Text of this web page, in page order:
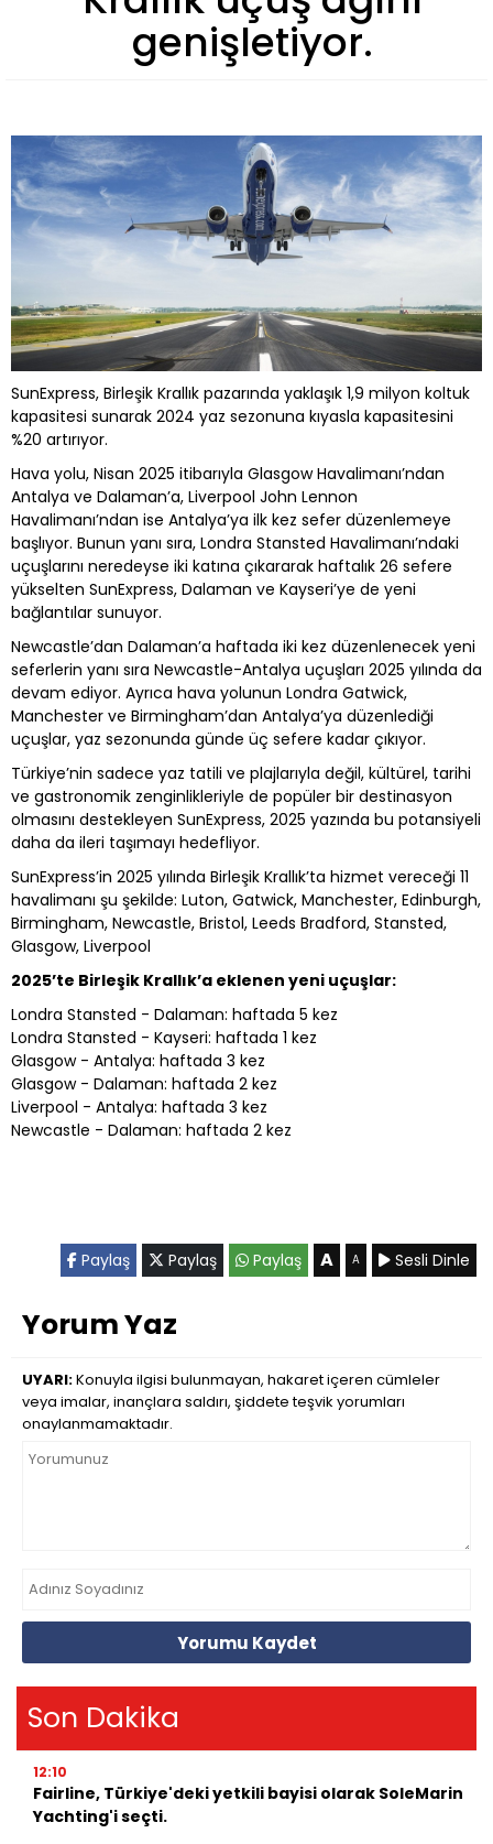
genişletiyor.
SunExpress, Birleşik Krallık pazarında yaklaşık 1,9 milyon koltuk
kapasitesi sunarak 2024 yaz sezonuna kıyasla kapasitesini
%20 artırıyor.
Hava yolu, Nisan 2025 itibarıyla Glasgow Havalimanı’ndan
Antalya ve Dalaman’a, Liverpool John Lennon
Havalimanı’ndan ise Antalya’ya ilk kez sefer düzenlemeye
başlıyor. Bunun yanı sıra, Londra Stansted Havalimanı’ndaki
uçuşlarını neredeyse iki katına çıkararak haftalık 26 sefere
yükselten SunExpress, Dalaman ve Kayseri’ye de yeni
bağlantılar sunuyor.
Newcastle’dan Dalaman’a haftada iki kez düzenlenecek yeni
seferlerin yanı sıra Newcastle-Antalya uçuşları 2025 yılında da
devam ediyor. Ayrıca hava yolunun Londra Gatwick,
Manchester ve Birmingham’dan Antalya’ya düzenlediği
uçuşlar, yaz sezonunda günde üç sefere kadar çıkıyor.
Türkiye’nin sadece yaz tatili ve plajlarıyla değil, kültürel, tarihi
ve gastronomik zenginlikleriyle de popüler bir destinasyon
olmasını destekleyen SunExpress, 2025 yazında bu potansiyeli
daha da ileri taşımayı hedefliyor.
SunExpress’in 2025 yılında Birleşik Krallık’ta hizmet vereceği 11
havalimanı şu şekilde: Luton, Gatwick, Manchester, Edinburgh,
Birmingham, Newcastle, Bristol, Leeds Bradford, Stansted,
Glasgow, Liverpool
2025’te Birleşik Krallık’a eklenen yeni uçuşlar:
Londra Stansted - Dalaman: haftada 5 kez
Londra Stansted - Kayseri: haftada 1 kez
Glasgow - Antalya: haftada 3 kez
Glasgow - Dalaman: haftada 2 kez
Liverpool - Antalya: haftada 3 kez
Newcastle - Dalaman: haftada 2 kez
Paylaş Paylaş Paylaş A A Sesli Dinle
Yorum Yaz
UYARI:Konuyla ilgisi bulunmayan, hakaret içeren cümleler
veya imalar, inançlara saldırı, şiddete teşvik yorumları
onaylanmamaktadır.
Yorumu Kaydet
Son Dakika
12:10
Fairline, Türkiye'deki yetkili bayisi olarak SoleMarin
Yachting'i seçti.